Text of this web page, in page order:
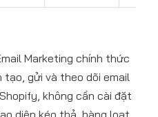
Marketing chính thức
gửi và theo dõi email
không cần cài đặt
diện kéo thả, hàng loạt